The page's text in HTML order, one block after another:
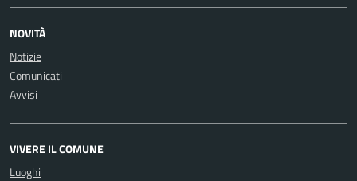
NOVITÀ
Notizie
Comunicati
Avvisi
VIVERE IL COMUNE
Luoghi